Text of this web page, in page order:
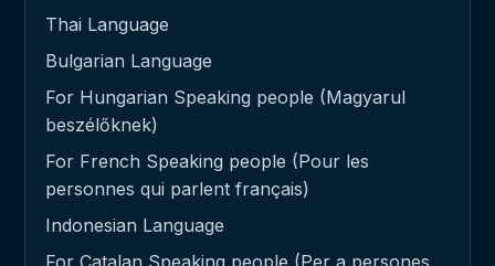
Thai Language
Bulgarian Language
For Hungarian Speaking people (Magyarul
beszélőknek)
For French Speaking people (Pour les
personnes qui parlent français)
Indonesian Language
For Catalan Speaking people (Per a persones